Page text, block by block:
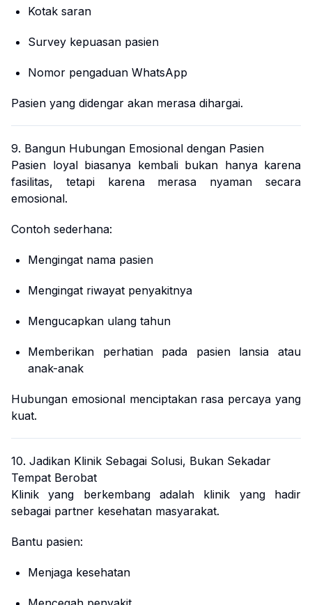
Kotak saran
Survey kepuasan pasien
Nomor pengaduan WhatsApp
Pasien yang didengar akan merasa dihargai.
9. Bangun Hubungan Emosional dengan Pasien
Pasien loyal biasanya kembali bukan hanya karena
fasilitas, tetapi karena merasa nyaman secara
emosional.
Contoh sederhana:
Mengingat nama pasien
Mengingat riwayat penyakitnya
Mengucapkan ulang tahun
Memberikan perhatian pada pasien lansia atau
anak-anak
Hubungan emosional menciptakan rasa percaya yang
kuat.
10. Jadikan Klinik Sebagai Solusi, Bukan Sekadar
Tempat Berobat
Klinik yang berkembang adalah klinik yang hadir
sebagai partner kesehatan masyarakat.
Bantu pasien:
Menjaga kesehatan